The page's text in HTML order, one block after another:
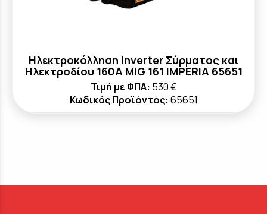
Ηλεκτροκόλληση Inverter Σύρματος και
Ηλεκτροδίου 160A MIG 161 IMPERIA 65651
Τιμή με ΦΠΑ: 530 €
Κωδικός Προϊόντος: 65651